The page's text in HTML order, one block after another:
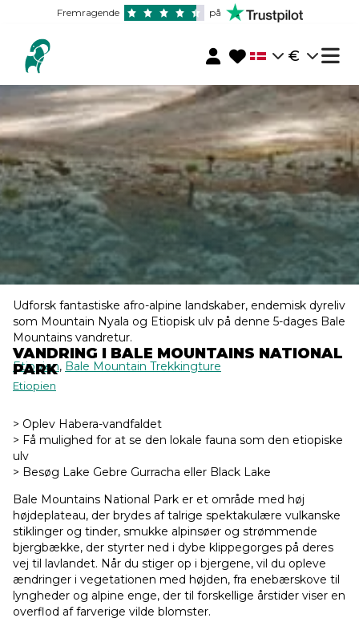
Fremragende på
€
VANDRING I BALE MOUNTAINS NATIONAL
PARK
Etiopien
Udforsk fantastiske afro-alpine landskaber, endemisk dyreliv
som Mountain Nyala og Etiopisk ulv på denne 5-dages Bale
Mountains vandretur.
Etiopien, Bale Mountain Trekkingture
> Oplev Habera-vandfaldet
> Få mulighed for at se den lokale fauna som den etiopiske
ulv
> Besøg Lake Gebre Gurracha eller Black Lake
Bale Mountains National Park er et område med høj
højdeplateau, der brydes af talrige spektakulære vulkanske
stiklinger og tinder, smukke alpinsøer og strømmende
bjergbække, der styrter ned i dybe klippegorges på deres
vej til lavlandet. Når du stiger op i bjergene, vil du opleve
ændringer i vegetationen med højden, fra enebærskove til
lyngheder og alpine enge, der til forskellige årstider viser en
overflod af farverige vilde blomster.